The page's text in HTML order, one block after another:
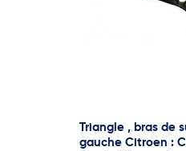
Triangle , bras de
gauche Citroen :